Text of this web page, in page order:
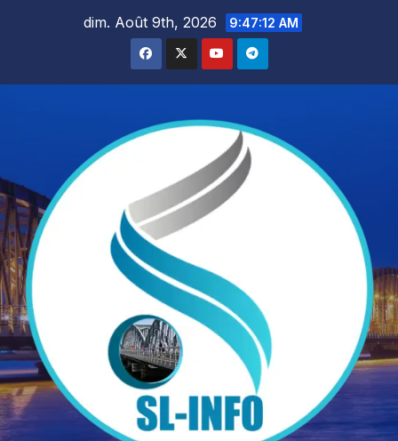
dim. Août 9th, 2026 9:47:13 AM